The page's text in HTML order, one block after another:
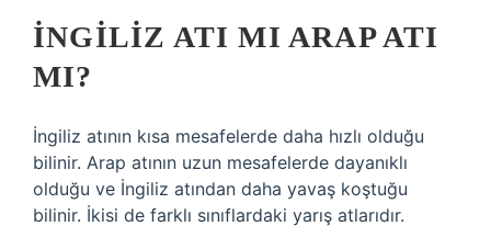
İNGILIZ ATI MI ARAP ATI
MI?
İngiliz atının kısa mesafelerde daha hızlı olduğu
bilinir. Arap atının uzun mesafelerde dayanıklı
olduğu ve İngiliz atından daha yavaş koştuğu
bilinir. İkisi de farklı sınıflardaki yarış atlarıdır.